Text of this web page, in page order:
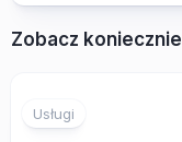
Zobacz koniecznie
Usługi